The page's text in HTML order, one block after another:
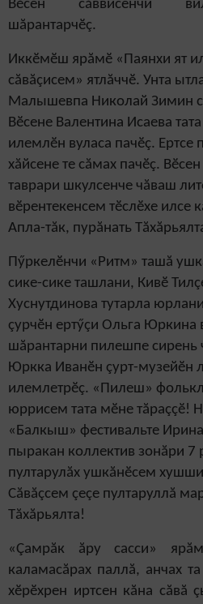
Вӗсен сăввисенчи
шăрантарчӗç.
Иккӗмӗш ярăмӗ «Паянхи ят
сăвăçисем» ятлăччӗ. Унта
Малышевпа Николай Зимин
Вӗсене Валентина Исаева
илемлӗн вуласа пачӗç. Ертсе
хăйсене те сăмах пачӗç.
таврари шкулсенче чăваш
вӗрентекенсем тӗслӗхе илсе
Апла-тăк, пурăнать
Пӳркелӗнчи «Ритм» ташă
сике-сике ташлани, Кивӗ
Хуснутдинова тутарла
çурчӗн ертӳçи Ольга Юркина
шăрантарни пилешпе сирень
Юркка Иванӗн çурт-музейӗн
илемлетрӗç. «Пилеш»
юррисем тата мӗне тăраççӗ!
«Балкыш» фестивальте
пыракан коллектив зонăри 7
пултарулăх ушкăнӗсем
Сăвăçсем çеçе пултаруллă
Тăхăрьялта!
«Çамрăк ăру сасси»
каламасăрах паллă, анчах
хӗрӗхрен иртсен кăна сăвă